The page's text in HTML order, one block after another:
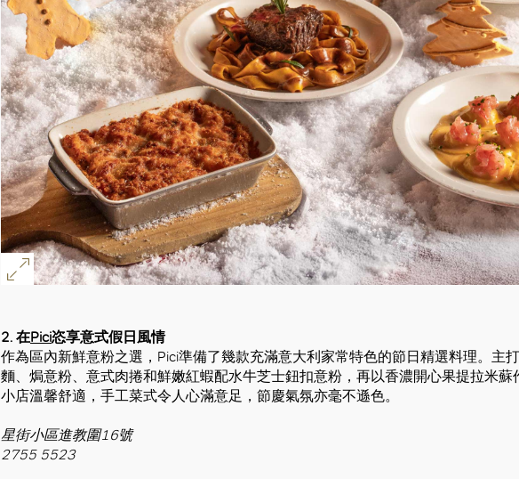
2. 在Pici恣享意式假日風情
作為區內新鮮意粉之選，Pici準備了幾款充滿意大利家常特色的節日精選料理。主
麵、焗意粉、意式肉捲和鮮嫩紅蝦配水牛芝士鈕扣意粉，再以香濃開心果提拉米蘇
小店溫馨舒適，手工菜式令人心滿意足，節慶氣氛亦毫不遜色。
星街小區進教圍16號
2755 5523
好